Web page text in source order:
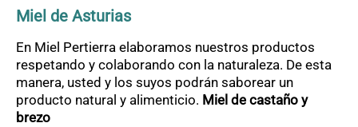
Miel de Asturias
En Miel Pertierra elaboramos nuestros productos
respetando y colaborando con la naturaleza. De esta
manera, usted y los suyos podrán saborear un
producto natural y alimenticio. Miel de castaño y
brezo